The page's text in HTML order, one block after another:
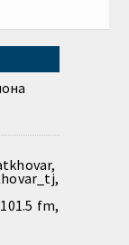
fm,